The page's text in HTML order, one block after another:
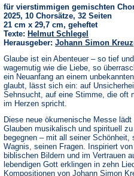
für vierstimmigen gemischten
2025, 10 Chorsätze, 32 Seiten
21 cm x 29,7 cm, geheftet
Texte: Helmut Schlegel
Herausgeber: Johann Simon
Glaube ist ein Abenteuer – so tief und
wagemutig wie die Liebe, so
ein Neuanfang an einem
glaubt, lässt sich ein: auf
Sehnsucht, auf eine Stimme, die oft
im Herzen spricht.
Diese neue ökumenische Messe lädt
Glauben musikalisch und spirituell zu
begegnen – mit all seiner Schönheit,
Wagnis, seinen Fragen. Inspiriert von
biblischen Bildern und im Vertrauen
lebendigen Gott erklingen in zehn
Kompositionen von Johann Simon